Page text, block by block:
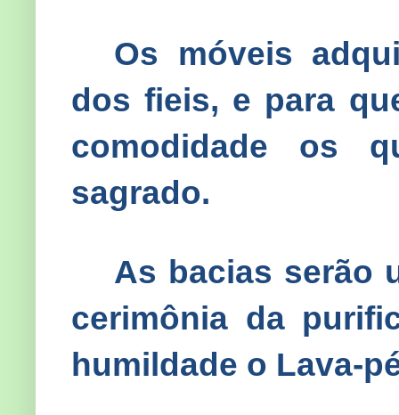
Os móveis
dos fieis, e para
comodidade os
sagrado.
As bacias serão
cerimônia da
humildade o Lava-